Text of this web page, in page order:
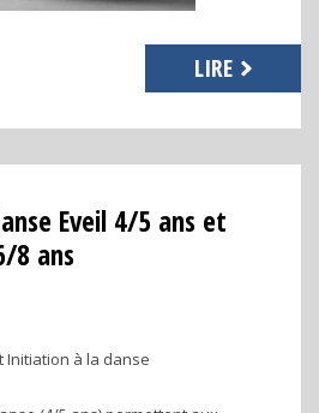
LIRE
Eveil 4/5 ans et
8 ans
Initiation à la danse